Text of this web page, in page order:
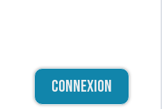
Connexion